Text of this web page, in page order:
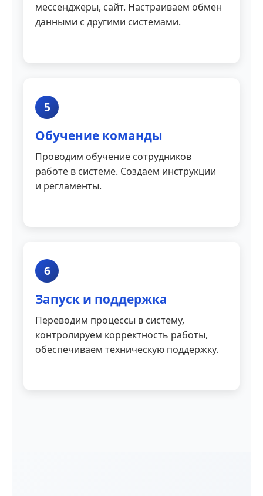
мессенджеры, сайт. Настраиваем обмен
данными с другими системами.
5
Обучение команды
Проводим обучение сотрудников
работе в системе. Создаем инструкции
и регламенты.
6
Запуск и поддержка
Переводим процессы в систему,
контролируем корректность работы,
обеспечиваем техническую поддержку.